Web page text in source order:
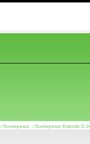
//Survepesur //Survepesur Kränzle D